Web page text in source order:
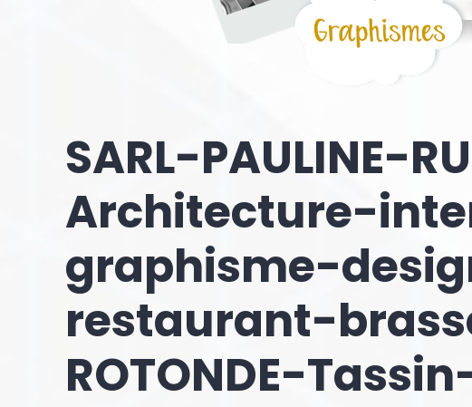
SARL-PAULINE-
Architecture-
graphisme-
restaurant-
ROTONDE-